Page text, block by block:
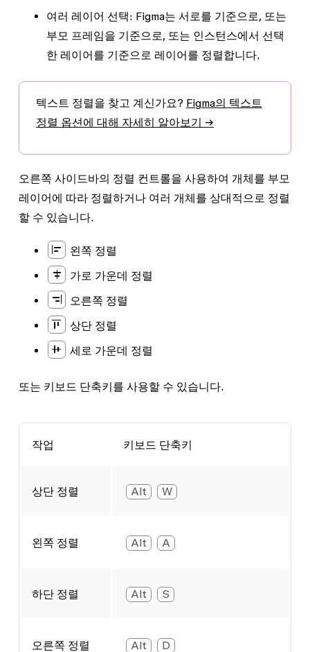
여러 레이어 선택: Figma는 서로를 기준으로, 또는
부모 프레임을 기준으로,
또는 인스턴스에서 선택
한 레이어를 기준으로 레이어를 정렬합니다.
텍스트 정렬을 찾고 계신가요? Figma의 텍스트
정렬 옵션에 대해 자세히 알아보기 →
오른쪽 사이드바의 정렬 컨트롤을 사용하여 개체를 부모
레이어에 따라 정렬하거나 여러 개체를 상대적으로 정렬
할 수 있습니다.
왼쪽 정렬
가로 가운데 정렬
오른쪽 정렬
상단 정렬
세로 가운데 정렬
또는 키보드 단축키를 사용할 수 있습니다.
작업 키보드 단축키
상단 정렬 Alt W
왼쪽 정렬 Alt A
하단 정렬 Alt S
오른쪽 정렬 Alt D